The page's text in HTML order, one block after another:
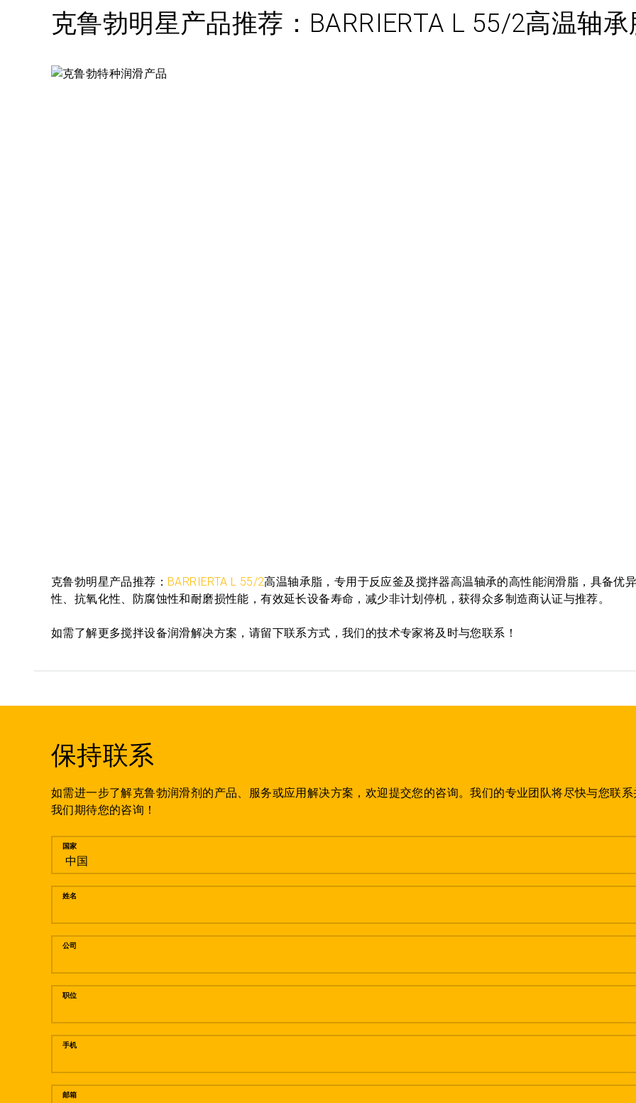
克鲁勃明星产品推荐：BARRIERTA L 55/2高温轴承
克鲁勃明星产品推荐： BARRIERTA L 55/2高温轴承脂，专用于反应釜及搅拌器高温轴承的高性能润滑脂，具备优
性、抗氧化性、防腐蚀性和耐磨损性能，有效延长设备寿命，减少非计划停机，获得众多制造商认证与推荐。
如需了解更多搅拌设备润滑解决方案，请留下联系方式，我们的技术专家将及时与您联系！
保持联系
如需进一步了解克鲁勃润滑剂的产品、服务或应用解决方案，欢迎提交您的咨询。我们的专业团队将尽快与您联系
我们期待您的咨询！
留言
国家
姓名
公司
职位
手机
邮箱